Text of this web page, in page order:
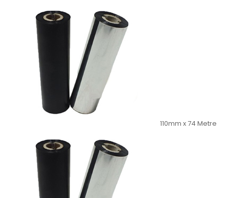
110mm x 74 Metre